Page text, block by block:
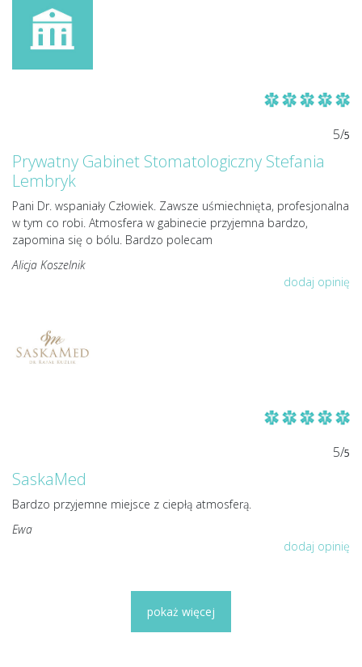
5/5
Prywatny Gabinet Stomatologiczny Stefania
Lembryk
Pani Dr. wspaniały Człowiek. Zawsze uśmiechnięta, profesjonalna
w tym co robi. Atmosfera w gabinecie przyjemna bardzo,
zapomina się o bólu. Bardzo polecam
Alicja Koszelnik
dodaj opinię
5/5
SaskaMed
Bardzo przyjemne miejsce z ciepłą atmosferą.
Ewa
dodaj opinię
pokaż więcej